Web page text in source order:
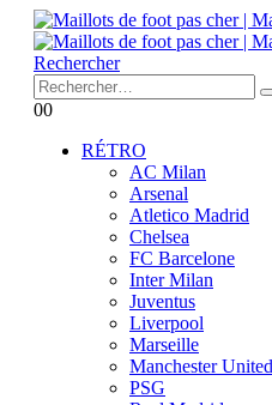
Rechercher
00
RÉTRO
AC Milan
Arsenal
Atletico Madrid
Chelsea
FC Barcelone
Inter Milan
Juventus
Liverpool
Marseille
Manchester United
PSG